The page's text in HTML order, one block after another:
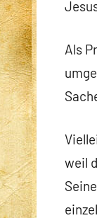
Als
weil